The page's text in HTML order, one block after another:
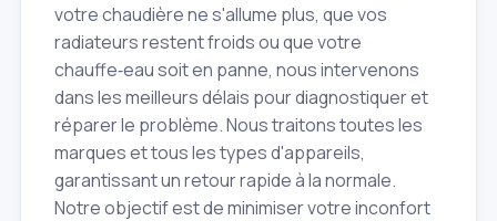
votre chaudière ne s'allume plus, que vos
radiateurs restent froids ou que votre
chauffe‑eau soit en panne, nous intervenons
dans les meilleurs délais pour diagnostiquer et
réparer le problème. Nous traitons toutes les
marques et tous les types d'appareils,
garantissant un retour rapide à la normale.
Notre objectif est de minimiser votre inconfort